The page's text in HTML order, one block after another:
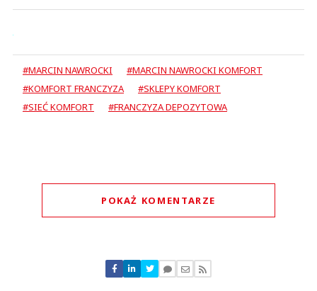
#MARCIN NAWROCKI
#MARCIN NAWROCKI KOMFORT
#KOMFORT FRANCZYZA
#SKLEPY KOMFORT
#SIEĆ KOMFORT
#FRANCZYZA DEPOZYTOWA
POKAŻ KOMENTARZE